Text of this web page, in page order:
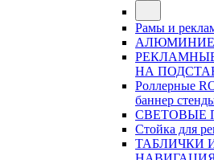
Рамы и
НА
Роллерные
баннер
СВЕТОВЫЕ
Стойка для
ТАБЛИЧКИ